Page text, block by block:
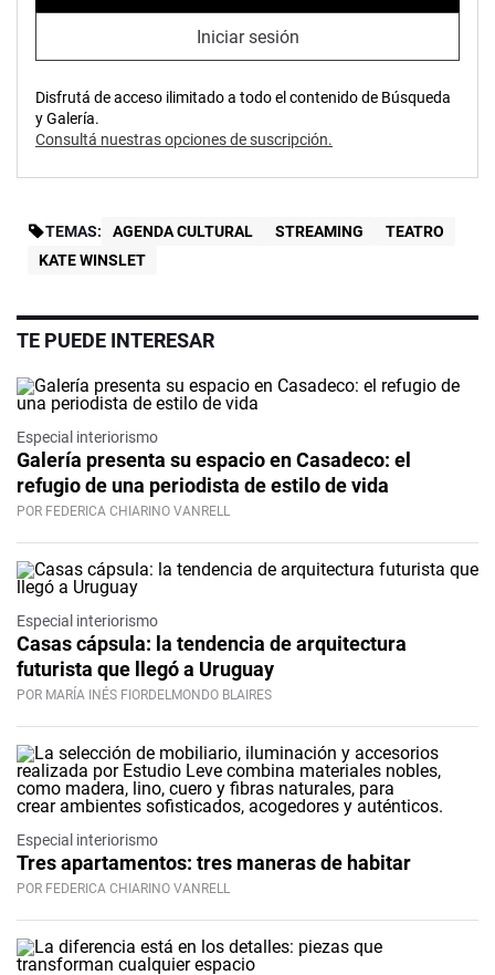
Iniciar sesión
Disfrutá de acceso ilimitado a todo el contenido de Búsqueda
y Galería.
Consultá nuestras opciones de suscripción.
TEMAS: AGENDA CULTURAL STREAMING
TEATRO
KATE WINSLET
TE PUEDE INTERESAR
Especial interiorismo
Galería presenta su espacio en Casadeco: el
refugio de una periodista de estilo de vida
POR FEDERICA CHIARINO VANRELL
Especial interiorismo
Casas cápsula: la tendencia de arquitectura
futurista que llegó a Uruguay
POR MARÍA INÉS FIORDELMONDO BLAIRES
Especial interiorismo
Tres apartamentos: tres maneras de habitar
POR FEDERICA CHIARINO VANRELL